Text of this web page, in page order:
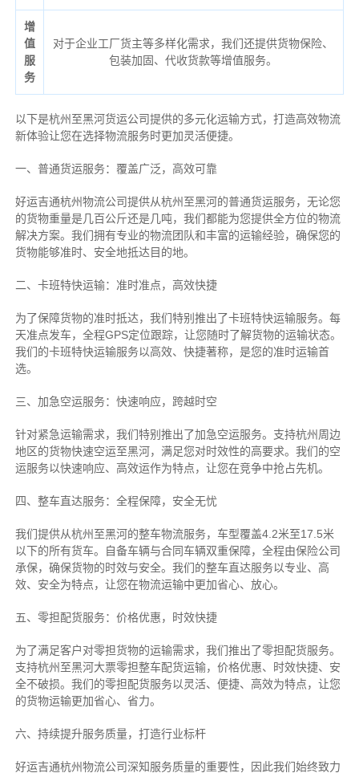
增
值
服
务
对于企业工厂货主等多样化需求，我们还提供货物保险、
包装加固、代收货款等增值服务。
以下是杭州至黑河货运公司提供的多元化运输方式，打造高效物流
新体验让您在选择物流服务时更加灵活便捷。
一、普通货运服务：覆盖广泛，高效可靠
好运吉通杭州物流公司提供从杭州至黑河的普通货运服务，无论您
的货物重量是几百公斤还是几吨，我们都能为您提供全方位的物流
解决方案。我们拥有专业的物流团队和丰富的运输经验，确保您的
货物能够准时、安全地抵达目的地。
二、卡班特快运输：准时准点，高效快捷
为了保障货物的准时抵达，我们特别推出了卡班特快运输服务。每
天准点发车，全程GPS定位跟踪，让您随时了解货物的运输状态。
我们的卡班特快运输服务以高效、快捷著称，是您的准时运输首
选。
三、加急空运服务：快速响应，跨越时空
针对紧急运输需求，我们特别推出了加急空运服务。支持杭州周边
地区的货物快速空运至黑河，满足您对时效性的高要求。我们的空
运服务以快速响应、高效运作为特点，让您在竞争中抢占先机。
四、整车直达服务：全程保障，安全无忧
我们提供从杭州至黑河的整车物流服务，车型覆盖4.2米至17.5米
以下的所有货车。自备车辆与合同车辆双重保障，全程由保险公司
承保，确保货物的时效与安全。我们的整车直达服务以专业、高
效、安全为特点，让您在物流运输中更加省心、放心。
五、零担配货服务：价格优惠，时效快捷
为了满足客户对零担货物的运输需求，我们推出了零担配货服务。
支持杭州至黑河大票零担整车配货运输，价格优惠、时效快捷、安
全不破损。我们的零担配货服务以灵活、便捷、高效为特点，让您
的货物运输更加省心、省力。
六、持续提升服务质量，打造行业标杆
好运吉通杭州物流公司深知服务质量的重要性，因此我们始终致力